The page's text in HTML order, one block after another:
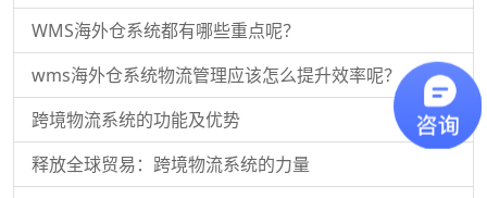
WMS海外仓系统都有哪些重点呢？
wms海外仓系统物流管理应该怎么提升效率呢？
跨境物流系统的功能及优势
释放全球贸易：跨境物流系统的力量